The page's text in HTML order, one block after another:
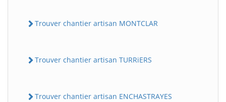
Trouver chantier artisan MONTCLAR
Trouver chantier artisan TURRiERS
Trouver chantier artisan ENCHASTRAYES